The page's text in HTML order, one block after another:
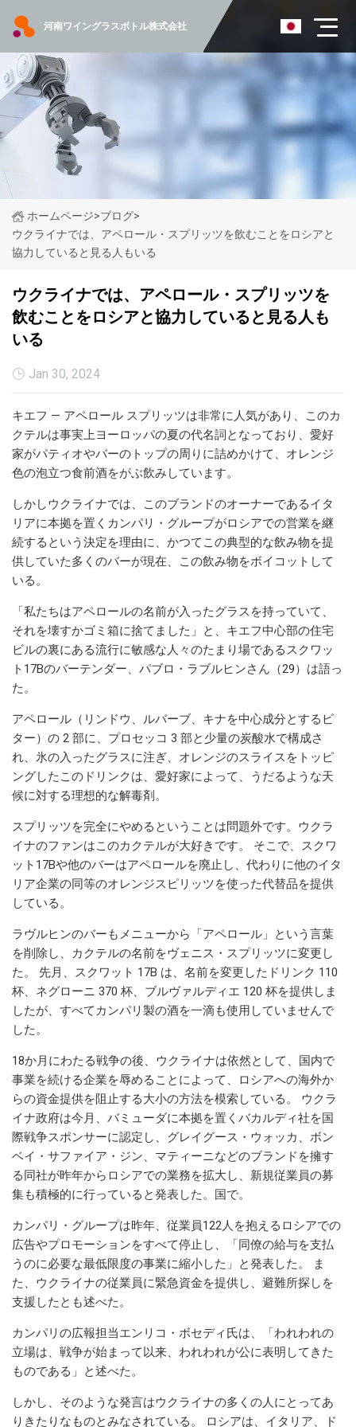
河南ワイングラスボトル株式会社
ホームページ>ブログ>
ウクライナでは、アペロール・スプリッツを飲むことをロシアと
協力していると見る人もいる
ウクライナでは、アペロール・スプリッツを
飲むことをロシアと協力していると見る人も
いる
Jan 30, 2024
キエフ — アペロール スプリッツは非常に人気があり、このカ
クテルは事実上ヨーロッパの夏の代名詞となっており、愛好
家がパティオやバーのトップの周りに詰めかけて、オレンジ
色の泡立つ食前酒をがぶ飲みしています。
しかしウクライナでは、このブランドのオーナーであるイタ
リアに本拠を置くカンパリ・グループがロシアでの営業を継
続するという決定を理由に、かつてこの典型的な飲み物を提
供していた多くのバーが現在、この飲み物をボイコットして
いる。
「私たちはアペロールの名前が入ったグラスを持っていて、
それを壊すかゴミ箱に捨てました」と、キエフ中心部の住宅
ビルの裏にある流行に敏感な人々のたまり場であるスクワッ
ト17Bのバーテンダー、パブロ・ラブルヒンさん（29）は語っ
た。
アペロール（リンドウ、ルバーブ、キナを中心成分とするビ
ター）の 2 部に、プロセッコ 3 部と少量の炭酸水で構成さ
れ、氷の入ったグラスに注ぎ、オレンジのスライスをトッピ
ングしたこのドリンクは、愛好家によって、うだるような天
候に対する理想的な解毒剤。
スプリッツを完全にやめるということは問題外です。ウクラ
イナのファンはこのカクテルが大好きです。 そこで、スクワ
ット17Bや他のバーはアペロールを廃止し、代わりに他のイタ
リア企業の同等のオレンジスピリッツを使った代替品を提供
している。
ラヴルヒンのバーもメニューから「アペロール」という言葉
を削除し、カクテルの名前をヴェニス・スプリッツに変更し
た。 先月、スクワット 17B は、名前を変更したドリンク 110
杯、ネグローニ 370 杯、ブルヴァルディエ 120 杯を提供しま
したが、すべてカンパリ製の酒を一滴も使用していませんで
した。
18か月にわたる戦争の後、ウクライナは依然として、国内で
事業を続ける企業を辱めることによって、ロシアへの海外か
らの資金提供を阻止する大小の方法を模索している。 ウクラ
イナ政府は今月、バミューダに本拠を置くバカルディ社を国
際戦争スポンサーに認定し、グレイグース・ウォッカ、ボン
ベイ・サファイア・ジン、マティーニなどのブランドを擁す
る同社が昨年からロシアでの業務を拡大し、新規従業員の募
集も積極的に行っていると発表した。国で。
カンパリ・グループは昨年、従業員122人を抱えるロシアでの
広告やプロモーションをすべて停止し、「同僚の給与を支払
うのに必要な最低限度の事業に縮小した」と発表した。 ま
た、ウクライナの従業員に緊急資金を提供し、避難所探しを
支援したとも述べた。
カンパリの広報担当エンリコ・ボセディ氏は、「われわれの
立場は、戦争が始まって以来、われわれが公に表明してきた
ものである」と述べた。
しかし、そのような発言はウクライナの多くの人にとってあ
りきたりなものとみなされている。 ロシアは、イタリア、ド